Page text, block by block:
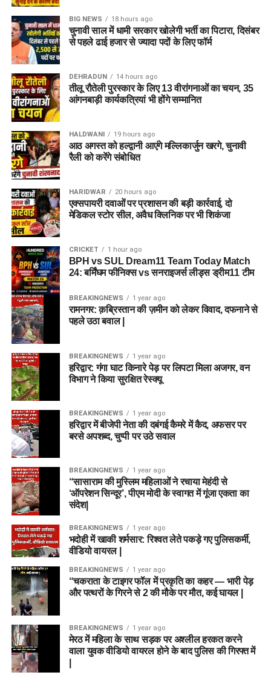
BIG NEWS 18 hours ago
चुनावी साल में धामी सरकार खोलेगी भर्ती का पिटारा, दिसंबर
से पहले ढाई हजार से ज्यादा पदों के लिए फॉर्म
DEHRADUN 14 hours ago
तीलू रौतेली पुरस्कार के लिए 13 वीरांगनाओं का चयन, 35
आंगनबाड़ी कार्यकत्रियां भी होंगे सम्मानित
HALDWANI 19 hours ago
आठ अगस्त को हल्द्वानी आएंगे मल्लिकार्जुन खरगे, चुनावी
रैली को करेंगे संबोधित
HARIDWAR 20 hours ago
एक्सपायरी दवाओं पर प्रशासन की बड़ी कार्रवाई, दो
मेडिकल स्टोर सील, अवैध क्लिनिक पर भी शिकंजा
CRICKET 1 hour ago
BPH vs SUL Dream11 Team Today Match
24: बर्मिंघम फीनिक्स vs सनराइजर्स लीड्स ड्रीम11 टीम
BREAKINGNEWS 1 year ago
रामनगर: क़ब्रिस्तान की ज़मीन को लेकर विवाद, दफनाने से
पहले उठा बवाल |
BREAKINGNEWS 1 year ago
हरिद्वार: गंगा घाट किनारे पेड़ पर लिपटा मिला अजगर, वन
विभाग ने किया सुरक्षित रेस्क्यू
BREAKINGNEWS 1 year ago
हरिद्वार में बीजेपी नेता की दबंगई कैमरे में कैद, अफसर पर
बरसे अपशब्द, चुप्पी पर उठे सवाल
BREAKINGNEWS 1 year ago
“सासाराम की मुस्लिम महिलाओं ने रचाया मेहंदी से
‘ऑपरेशन सिन्दूर’, पीएम मोदी के स्वागत में गूंजा एकता का
संदेश|
BREAKINGNEWS 1 year ago
भदोही में खाकी शर्मसार: रिश्वत लेते पकड़े गए पुलिसकर्मी,
वीडियो वायरल |
BREAKINGNEWS 1 year ago
“चकराता के टाइगर फॉल में प्रकृति का कहर — भारी पेड़
और पत्थरों के गिरने से 2 की मौके पर मौत, कई घायल |
BREAKINGNEWS 1 year ago
मेरठ में महिला के साथ सड़क पर अश्लील हरकत करने
वाला युवक वीडियो वायरल होने के बाद पुलिस की गिरफ्त में